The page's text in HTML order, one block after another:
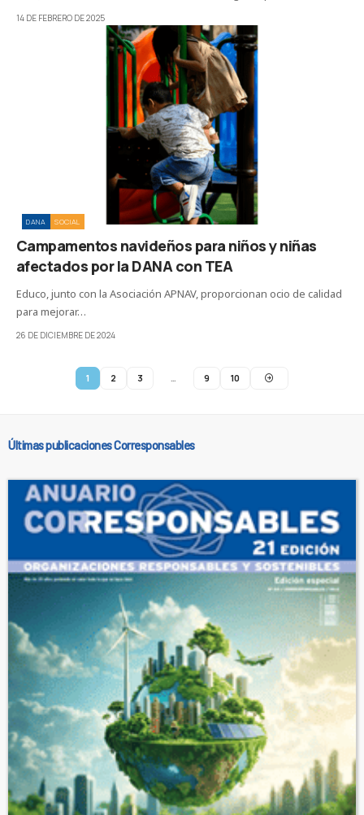
14 DE FEBRERO DE 2025
DANA SOCIAL
Campamentos navideños para niños y niñas
afectados por la DANA con TEA
Educo, junto con la Asociación APNAV, proporcionan ocio de calidad
para mejorar…
26 DE DICIEMBRE DE 2024
1 2 3 … 9 10
Últimas publicaciones Corresponsables